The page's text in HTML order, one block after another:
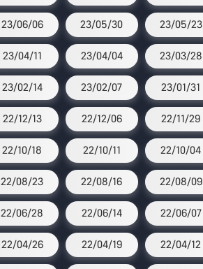
23/06/06 23/05/30 23/05/23
23/04/11 23/04/04 23/03/28
23/02/14 23/02/07 23/01/31
22/12/13 22/12/06 22/11/29
22/10/18 22/10/11 22/10/04
22/08/23 22/08/16 22/08/09
22/06/28 22/06/14 22/06/07
22/04/26 22/04/19 22/04/12